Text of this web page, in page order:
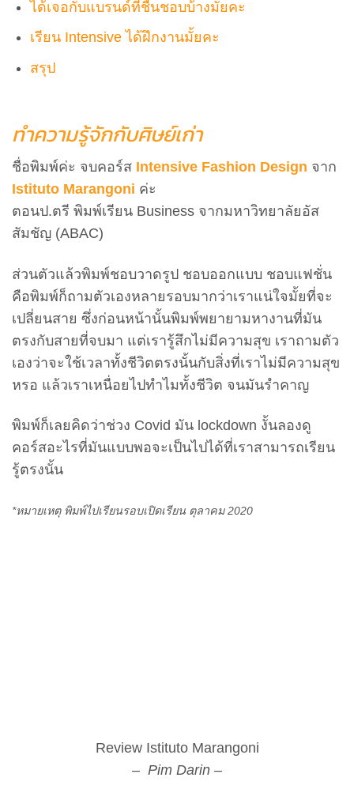
ได้เจอกับแบรนด์ที่ชื่นชอบบ้างมั้ยคะ
เรียน Intensive ได้ฝึกงานมั้ยคะ
สรุป
ทำความรู้จักกับศิษย์เก่า
ชื่อพิมพ์ค่ะ จบคอร์ส Intensive Fashion Design จาก
Istituto Marangoni ค่ะ
ตอนป.ตรี พิมพ์เรียน Business จากมหาวิทยาลัยอัส
สัมชัญ (ABAC)
ส่วนตัวแล้วพิมพ์ชอบวาดรูป ชอบออกแบบ ชอบแฟชั่น
คือพิมพ์ก็ถามตัวเองหลายรอบมากว่าเราแน่ใจมั้ยที่จะ
เปลี่ยนสาย ซึ่งก่อนหน้านั้นพิมพ์พยายามหางานที่มัน
ตรงกับสายที่จบมา แต่เรารู้สึกไม่มีความสุข เราถามตัว
เองว่าจะใช้เวลาทั้งชีวิตตรงนั้นกับสิ่งที่เราไม่มีความสุข
หรอ แล้วเราเหนื่อยไปทำไมทั้งชีวิต จนมันรำคาญ
พิมพ์ก็เลยคิดว่าช่วง Covid มัน lockdown งั้นลองดู
คอร์สอะไรที่มันแบบพอจะเป็นไปได้ที่เราสามารถเรียน
รู้ตรงนั้น
*หมายเหตุ พิมพ์ไปเรียนรอบเปิดเรียน ตุลาคม 2020
Review Istituto Marangoni
– Pim Darin –